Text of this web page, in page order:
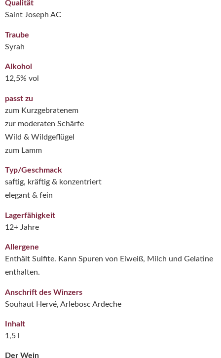
Der Wein
Qualität
Saint Joseph AC
Traube
Syrah
Alkohol
12,5% vol
passt zu
zum Kurzgebratenem
zur moderaten Schärfe
Wild & Wildgeflügel
zum Lamm
Typ/Geschmack
saftig, kräftig & konzentriert
elegant & fein
Lagerfähigkeit
12+ Jahre
Allergene
Enthält Sulfite. Kann Spuren von Eiweiß, Milch und Gelatine
enthalten.
Anschrift des Winzers
Souhaut Hervé, Arlebosc Ardeche
Inhalt
1,5 l